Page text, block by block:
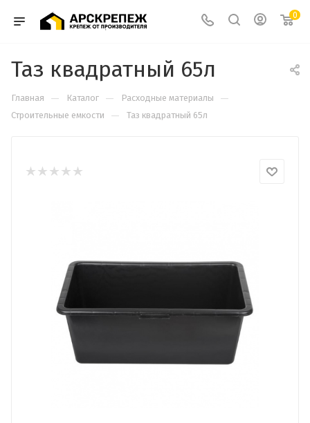
0
Таз квадратный 65л
Главная — Каталог — Расходные материалы —
Строительные емкости — Таз квадратный 65л